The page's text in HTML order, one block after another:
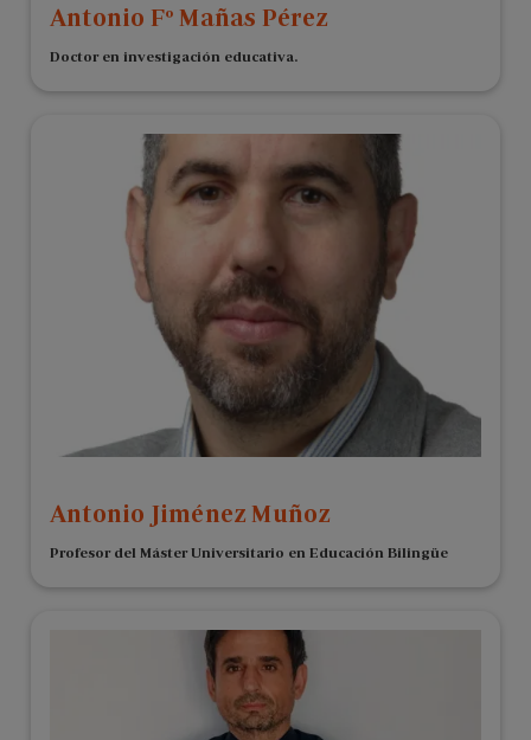
Antonio Fº Mañas Pérez
Doctor en investigación educativa.
Antonio Jiménez Muñoz
Profesor del Máster Universitario en Educación Bilingüe